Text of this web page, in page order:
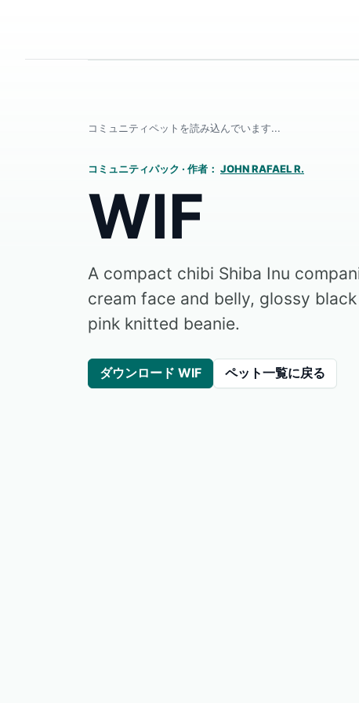
コミュニティペットを読み込んでいます...
コミュニティパック · 作者： JOHN RAFAEL R.
WIF
A compact chibi Shiba Inu
cream face and belly, glossy
pink knitted beanie.
ダウンロード WIF ペット一覧に戻る